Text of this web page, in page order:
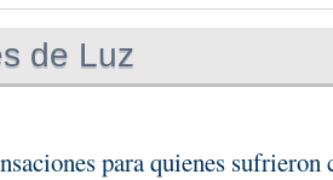
de Luz
para quienes sufrieron